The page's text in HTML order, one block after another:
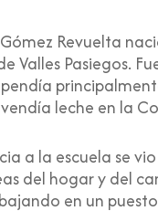
Revuelta
Valles Pasiegos.
leche en la
a la escuela se
del hogar y del
en un